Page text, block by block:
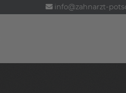
info@zahnarzt-